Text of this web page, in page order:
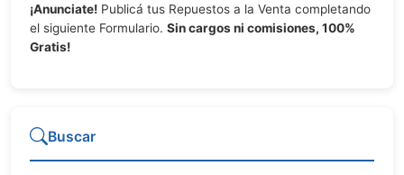
¡Anunciate! Publicá tus Repuestos a la Venta completando
el siguiente Formulario. Sin cargos ni comisiones, 100%
Gratis!
Buscar